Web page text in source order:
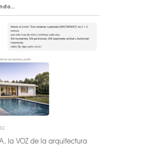
la VOZ de la arquitectura